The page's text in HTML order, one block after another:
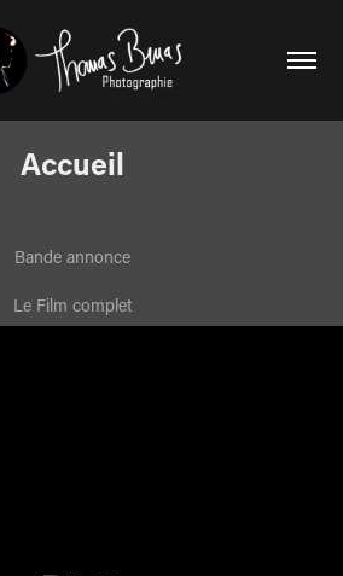
Accueil
Bande annonce
Le Film complet